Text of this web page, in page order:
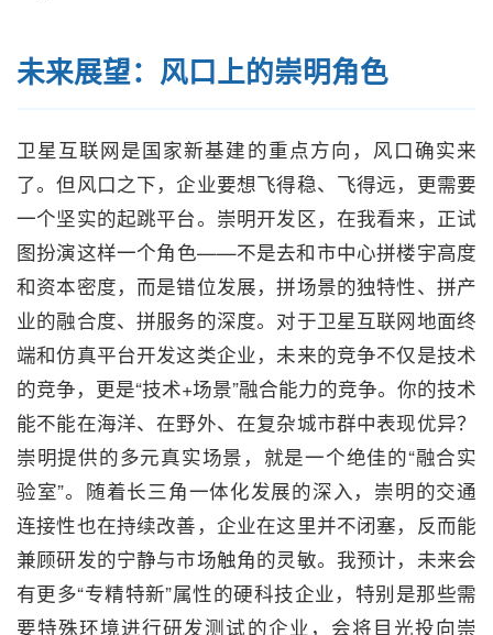
未来展望：风口上的崇明角色
卫星互联网是国家新基建的重点方向，风口确实来
了。但风口之下，企业要想飞得稳、飞得远，更需要
一个坚实的起跳平台。崇明开发区，在我看来，正试
图扮演这样一个角色——不是去和市中心拼楼宇高度
和资本密度，而是错位发展，拼场景的独特性、拼产
业的融合度、拼服务的深度。对于卫星互联网地面终
端和仿真平台开发这类企业，未来的竞争不仅是技术
的竞争，更是“技术+场景”融合能力的竞争。你的技术
能不能在海洋、在野外、在复杂城市群中表现优异？
崇明提供的多元真实场景，就是一个绝佳的“融合实
验室”。随着长三角一体化发展的深入，崇明的交通
连接性也在持续改善，企业在这里并不闭塞，反而能
兼顾研发的宁静与市场触角的灵敏。我预计，未来会
有更多“专精特新”属性的硬科技企业，特别是那些需
要特殊环境进行研发测试的企业，会将目光投向崇